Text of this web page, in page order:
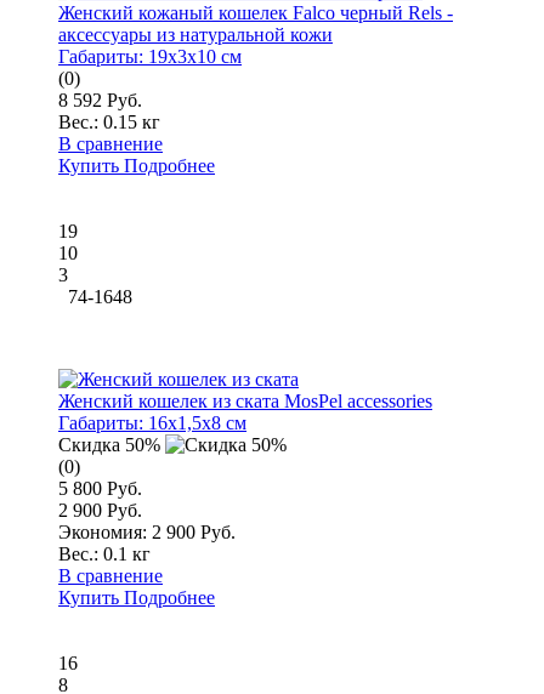
Женский кожаный кошелек Falco черный Rels -
аксессуары из натуральной кожи
Габариты: 19x3x10 см
(0)
8 592 Руб.
Вес.: 0.15 кг
В сравнение
Купить Подробнее
19
10
3
74-1648
Женский кошелек из ската MosPel accessories
Габариты: 16x1,5x8 см
Скидка 50%
(0)
5 800 Руб.
2 900 Руб.
Экономия: 2 900 Руб.
Вес.: 0.1 кг
В сравнение
Купить Подробнее
16
8